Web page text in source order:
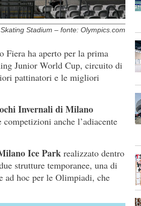
Stadium – fonte: Olympics.com
Fiera ha aperto per la prima
Junior World Cup, circuito di
pattinatori e le migliori
Invernali di Milano
anche l’adiacente
Ice Park realizzato dentro
strutture temporanee, una di
ad hoc per le Olimpiadi, che